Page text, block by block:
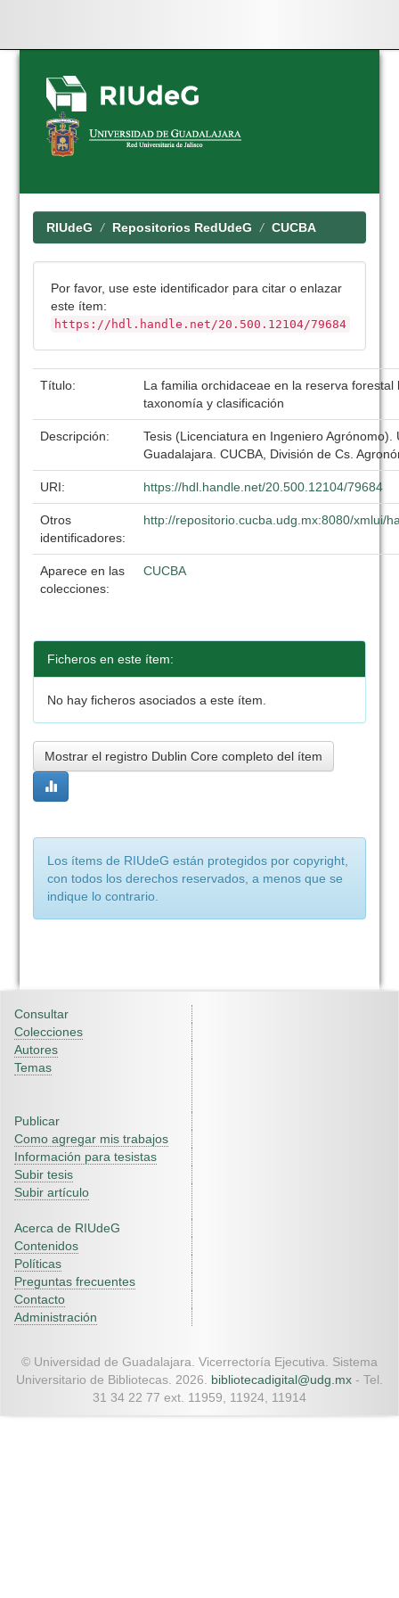
Skip
navigation
RIUdeG Repositorios RedUdeG CUCBA
Por favor, use este identificador para citar o enlazar
este ítem:
https://hdl.handle.net/20.500.12104/79684
Título:
La familia orchidaceae en la reserva forestal
taxonomía y clasificación
Descripción:
Tesis (Licenciatura en Ingeniero Agrónomo).
Guadalajara. CUCBA, División de Cs.
URI: https://hdl.handle.net/20.500.12104/79684
Otros
identificadores:
http://repositorio.cucba.udg.mx:8080/xmlui/
Aparece en las
colecciones:
CUCBA
Ficheros en este ítem:
No hay ficheros asociados a este ítem.
Mostrar el registro Dublin Core completo del ítem
Los ítems de RIUdeG están protegidos por copyright,
con todos los derechos reservados, a menos que se
indique lo contrario.
Consultar
Colecciones
Autores
Temas
Publicar
Como agregar mis trabajos
Información para tesistas
Subir tesis
Subir artículo
Acerca de RIUdeG
Contenidos
Políticas
Preguntas frecuentes
Contacto
Administración
© Universidad de Guadalajara. Vicerrectoría Ejecutiva. Sistema
Universitario de Bibliotecas. 2026. bibliotecadigital@udg.mx - Tel.
31 34 22 77 ext. 11959, 11924, 11914